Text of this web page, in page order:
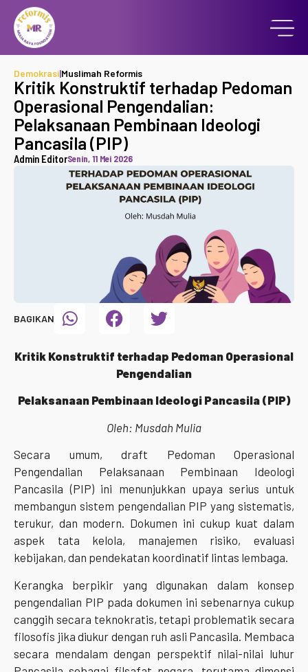
Demokrasi|Muslimah Reformis
Kritik Konstruktif terhadap Pedoman
Operasional Pengendalian:
Pelaksanaan Pembinaan Ideologi
Pancasila (PIP)
Admin EditorSenin, 11 Mei 2026
BAGIKAN
Kritik Konstruktif terhadap Pedoman Operasional
Pengendalian
Pelaksanaan Pembinaan Ideologi Pancasila (PIP)
Oleh: Musdah Mulia
Secara umum, draft Pedoman Operasional
Pengendalian Pelaksanaan Pembinaan Ideologi
Pancasila (PIP) ini menunjukkan upaya serius untuk
membangun sistem pengendalian PIP yang sistematis,
terukur, dan modern. Dokumen ini cukup kuat dalam
aspek tata kelola, manajemen risiko, evaluasi
kebijakan, dan pendekatan koordinatif lintas lembaga.
Kerangka berpikir yang digunakan dalam konsep
pengendalian PIP pada dokumen ini sebenarnya cukup
canggih secara teknokratis, tetapi problematik secara
filosofis jika diukur dengan ruh asli Pancasila. Membaca
secara mendalam dengan perspektif nilai-nilai luhur